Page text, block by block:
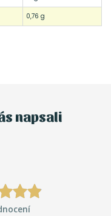
0,76 g
napsali